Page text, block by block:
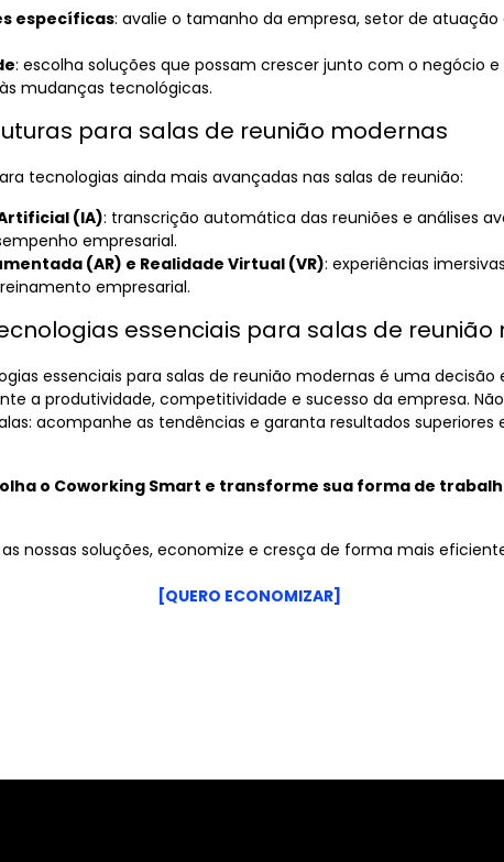
específicas: avalie o tamanho da empresa, setor de
: escolha soluções que possam crescer junto com o negócio
mudanças tecnológicas.
para salas de reunião modernas
tecnologias ainda mais avançadas nas salas de reunião:
(IA): transcrição automática das reuniões e análises
empresarial.
(AR) e Realidade Virtual (VR): experiências
empresarial.
essenciais para salas de reunião
essenciais para salas de reunião modernas é uma decisão
a produtividade, competitividade e sucesso da empresa.
acompanhe as tendências e garanta resultados superiores
o Coworking Smart e transforme sua forma de
nossas soluções, economize e cresça de forma mais
[QUERO ECONOMIZAR]